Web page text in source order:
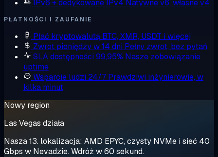
IPv6 + dedykowane IPv4 Natywne v6, własne v4
PŁATNOŚCI I ZAUFANIE
Płać kryptowalutą BTC, XMR, USDT i więcej
Zwrot pieniędzy w 14 dni Pełny zwrot, bez pytań
SLA dostępności 99,95% Nasze zobowiązanie
uptime
Wsparcie ludzi 24/7 Prawdziwi inżynierowie, w
kilka minut
Nowy region
Las Vegas działa
Nasza 13. lokalizacja: AMD EPYC, czysty NVMe i sieć 40
Gbps w Nevadzie. Wdróż w 60 sekund.